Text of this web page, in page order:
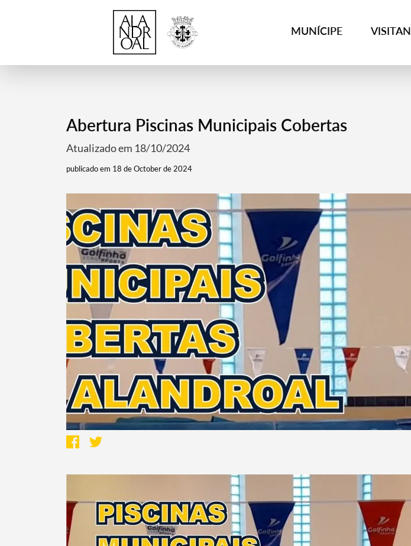
MUNÍCIPE
Abertura Piscinas Municipais Cobertas
Atualizado em 18/10/2024
publicado em 18 de October de 2024